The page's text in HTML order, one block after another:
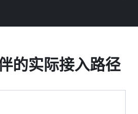
的实际接入路径